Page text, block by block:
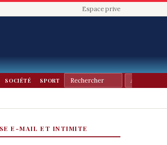
Espace prive
SOCIÉTÉ SPORT
E-MAIL ET INTIMITE